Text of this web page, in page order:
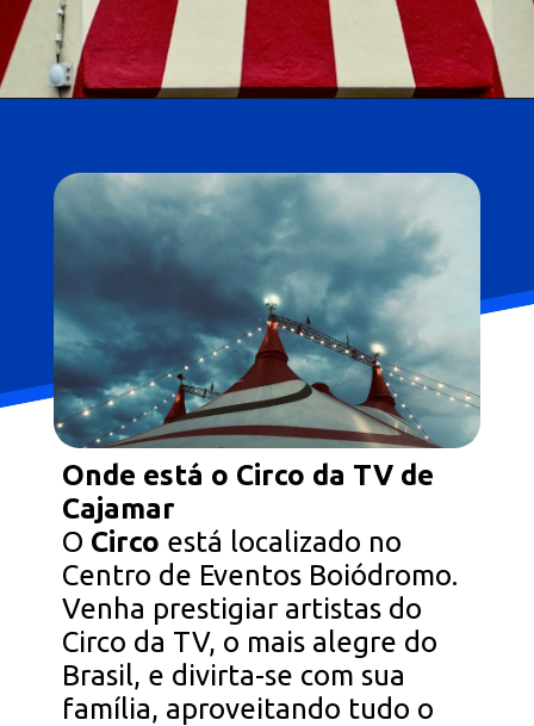
Onde está o Circo da TV de
Cajamar
O Circo está localizado no
Centro de Eventos Boiódromo.
Venha prestigiar artistas do
Circo da TV, o mais alegre do
Brasil, e divirta-se com sua
família, aproveitando tudo o